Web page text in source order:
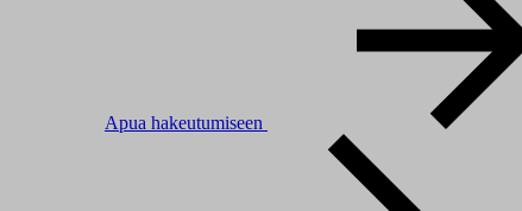
Apua hakeutumiseen